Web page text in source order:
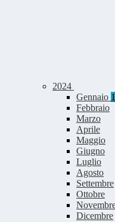
2024
Gennaio 1
Febbraio
Marzo
Aprile
Maggio
Giugno
Luglio
Agosto
Settembre
Ottobre
Dicembre